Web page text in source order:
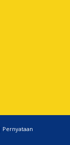
Pernyataan